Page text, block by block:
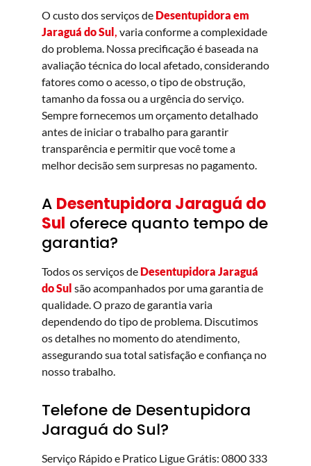
O custo dos serviços de Desentupidora em
Jaraguá do Sul , varia conforme a complexidade
do problema. Nossa precificação é baseada na
avaliação técnica do local afetado, considerando
fatores como o acesso, o tipo de obstrução,
tamanho da fossa ou a urgência do serviço.
Sempre fornecemos um orçamento detalhado
antes de iniciar o trabalho para garantir
transparência e permitir que você tome a
melhor decisão sem surpresas no pagamento.
A Desentupidora Jaraguá do
Sul oferece quanto tempo de
garantia?
Todos os serviços de Desentupidora Jaraguá
do Sul são acompanhados por uma garantia de
qualidade. O prazo de garantia varia
dependendo do tipo de problema. Discutimos
os detalhes no momento do atendimento,
assegurando sua total satisfação e confiança no
nosso trabalho.
Telefone de Desentupidora
Jaraguá do Sul?
Serviço Rápido e Pratico Ligue Grátis: 0800 333